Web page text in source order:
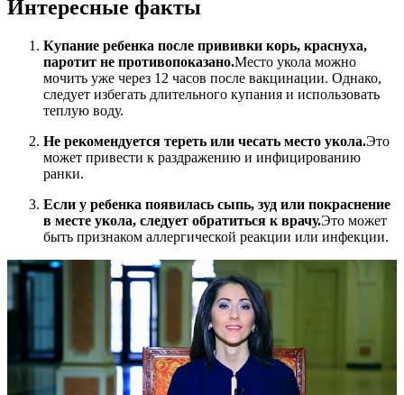
Интересные факты
Купание ребенка после прививки корь, краснуха,
паротит не противопоказано.Место укола можно
мочить уже через 12 часов после вакцинации. Однако,
следует избегать длительного купания и использовать
теплую воду.
Не рекомендуется тереть или чесать место укола.Это
может привести к раздражению и инфицированию
ранки.
Если у ребенка появилась сыпь, зуд или покраснение
в месте укола, следует обратиться к врачу.Это может
быть признаком аллергической реакции или инфекции.